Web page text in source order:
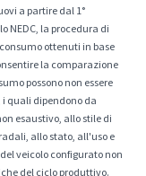
a partire dal 1°
NEDC, la procedura di
ottenuti in base
la comparazione
possono non essere
quali dipendono da
esaustivo, allo stile di
allo stato, all'uso e
veicolo configurato non
del ciclo produttivo.